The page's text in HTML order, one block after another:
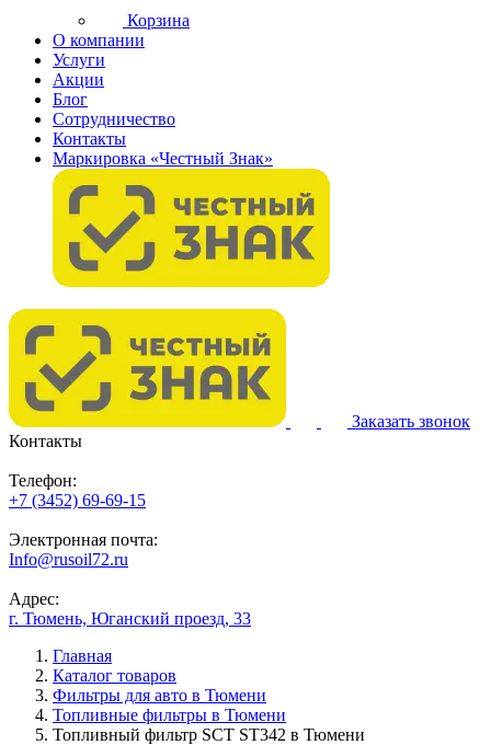
Корзина
О компании
Услуги
Акции
Блог
Сотрудничество
Контакты
Маркировка «Честный Знак»
Заказать звонок
Контакты
Телефон:
+7 (3452) 69-69-15
Электронная почта:
Info@rusoil72.ru
Адрес:
г. Тюмень, Юганский проезд, 33
Главная
Каталог товаров
Фильтры для авто в Тюмени
Топливные фильтры в Тюмени
Топливный фильтр SCT ST342 в Тюмени